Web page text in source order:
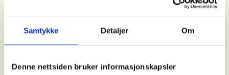
Samtykke Detaljer Om
Denne nettsiden bruker informasjonskapsler
: De ordinære turene planlegger vi fra
gang til gang ut fra vær- og føreforhold.
Turbeskrivelsen blir annonsert i Facebookgruppen "
Aktiv i 100 med DNT Bærum Turlag - DNT Oslo og
" ca 2-3 dager før hver tur.